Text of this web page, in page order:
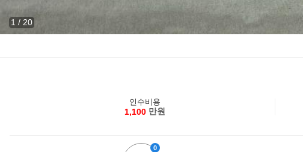
1 / 20
인수비용
1,100 만원
0